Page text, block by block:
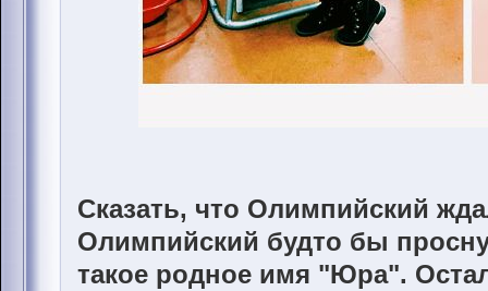
Сказать, что Олимпийский
Олимпийский будто бы
такое родное имя "Юра".